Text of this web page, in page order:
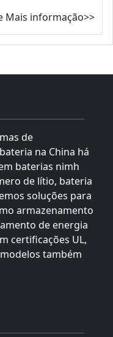
Mais informação>>
de
na China há
baterias nimh
de lítio, bateria
soluções para
armazenamento
de energia
certificações UL,
modelos também